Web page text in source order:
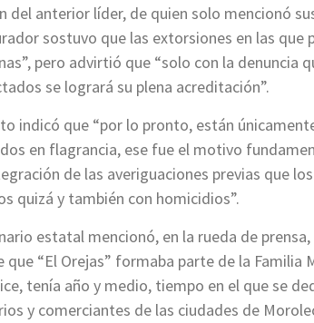
del anterior líder, de quien solo mencionó
sostuvo que las extorsiones en las
pero advirtió que “solo con la denuncia
se logrará su plena acreditación”.
indicó que “por lo pronto, están
en flagrancia, ese fue el motivo
de las averiguaciones previas que
quizá y también con homicidios”.
estatal mencionó, en la rueda de
que “El Orejas” formaba parte de la
tenía año y medio, tiempo en el que se
y comerciantes de las ciudades de